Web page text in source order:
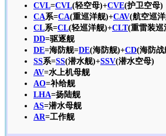
CVL=CVL(轻空母)+CVE(护卫空母)
CA系=CA(重巡洋舰)+CAV(航空巡
CL系=CL(轻巡洋舰)+CLT(重雷装巡
DD=驱逐舰
DE=海防舰=DE(海防舰)+CD(海防战
SS系=SS(潜水舰)+SSV(潜水空母)
AV=水上机母舰
AO=补给舰
LHA=扬陆舰
AS=潜水母舰
AR=工作舰